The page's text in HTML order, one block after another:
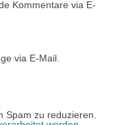
Kommentare via E-
via E-Mail.
Spam zu reduzieren.